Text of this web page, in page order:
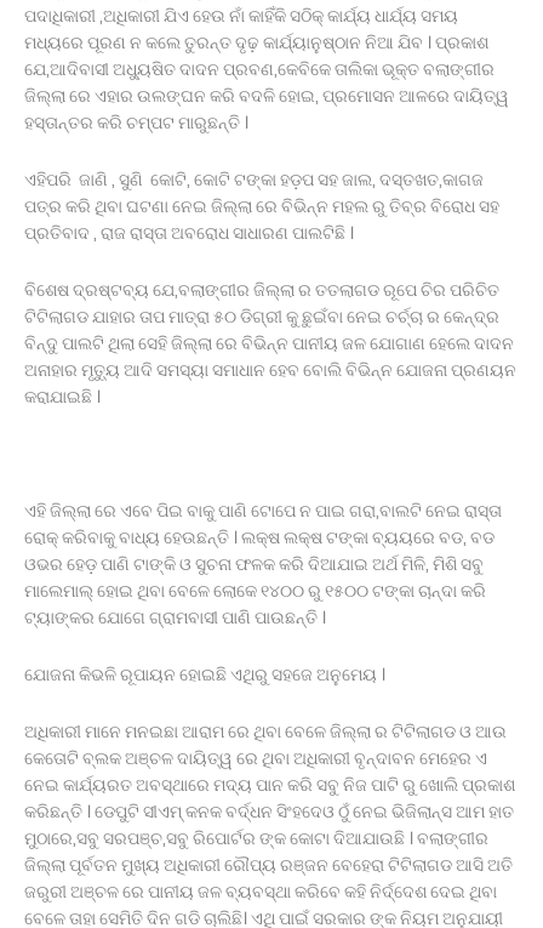
ପଦାଧିକାରୀ ,ଅଧିକାରୀ ଯିଏ ହେଉ ନାଁ କାହିଁକି ସଠିକ୍ କାର୍ଯ୍ୟ ଧାର୍ଯ୍ୟ ସମୟ
ମଧ୍ୟରେ ପୂରଣ ନ କଲେ ତୁରନ୍ତ ଦୃଢ଼ କାର୍ଯ୍ୟାନୁଷ୍ଠାନ ନିଆ ଯିବ । ପ୍ରକାଶ
ଯେ,ଆଦିବାସୀ ଅଧ୍ୟୁଷିତ ଦାଦନ ପ୍ରବଣ,କେବିକେ ତାଲିକା ଭୂକ୍ତ ବଲାଙ୍ଗୀର
ଜିଲ୍ଲା ରେ ଏହାର ଉଲଙ୍ଘନ କରି ବଦଳି ହୋଇ, ପ୍ରମୋସନ ଆଳରେ ଦାୟିତ୍ୱ
ହସ୍ତାନ୍ତର କରି ଚମ୍ପଟ ମାରୁଛନ୍ତି ।
ଏହିପରି ଜାଣି , ସୁଣି କୋଟି, କୋଟି ଟଙ୍କା ହଡ଼ପ ସହ ଜାଲ, ଦସ୍ତଖତ,କାଗଜ
ପତ୍ର କରି ଥିବା ଘଟଣା ନେଇ ଜିଲ୍ଲା ରେ ବିଭିନ୍ନ ମହଲ ରୁ ତିବ୍ର ବିରୋଧ ସହ
ପ୍ରତିବାଦ , ରାଜ ରାସ୍ତା ଅବରୋଧ ସାଧାରଣ ପାଲଟିଛି ।
ବିଶେଷ ଦ୍ରଷ୍ଟବ୍ୟ ଯେ,ବଲାଙ୍ଗୀର ଜିଲ୍ଲା ର ତତଲାଗଡ ରୂପେ ଚିର ପରିଚିତ
ଟିଟିଲାଗଡ ଯାହାର ତାପ ମାତ୍ରା ୫୦ ଡିଗ୍ରୀ କୁ ଛୁଇଁବା ନେଇ ଚର୍ଚ୍ଚା ର କେନ୍ଦ୍ର
ବିନ୍ଦୁ ପାଲଟି ଥିଲା ସେହି ଜିଲ୍ଲା ରେ ବିଭିନ୍ନ ପାନୀୟ ଜଳ ଯୋଗାଣ ହେଲେ ଦାଦନ
ଅନାହାର ମୃତ୍ୟୁ ଆଦି ସମସ୍ୟା ସମାଧାନ ହେବ ବୋଲି ବିଭିନ୍ନ ଯୋଜନା ପ୍ରଣୟନ
କରାଯାଇଛି ।
ଏହି ଜିଲ୍ଲା ରେ ଏବେ ପିଇ ବାକୁ ପାଣି ଟୋପେ ନ ପାଇ ଗରା,ବାଲଟି ନେଇ ରାସ୍ତା
ରୋକ୍ କରିବାକୁ ବାଧ୍ୟ ହେଉଛନ୍ତି । ଲକ୍ଷ ଲକ୍ଷ ଟଙ୍କା ବ୍ୟୟରେ ବଡ, ବଡ
ଓଭର ହେଡ଼ ପାଣି ଟାଙ୍କି ଓ ସୁଚନା ଫଳକ କରି ଦିଆଯାଇ ଅର୍ଥ ମିଳି, ମିଶି ସବୁ
ମାଲେମାଲ୍ ହୋଇ ଥିବା ବେଳେ ଲୋକେ ୧୪୦୦ ରୁ ୧୫୦୦ ଟଙ୍କା ଚାନ୍ଦା କରି
ଟ୍ୟାଙ୍କର ଯୋଗେ ଗ୍ରାମବାସୀ ପାଣି ପାଉଛନ୍ତି ।
ଯୋଜନା କିଭଳି ରୂପାୟନ ହୋଇଛି ଏଥିରୁ ସହଜେ ଅନୁମେୟ ।
ଅଧିକାରୀ ମାନେ ମନଇଛା ଆରାମ ରେ ଥିବା ବେଳେ ଜିଲ୍ଲା ର ଟିଟିଲାଗଡ ଓ ଆଉ
କେତୋଟି ବ୍ଲକ ଅଞ୍ଚଳ ଦାୟିତ୍ୱ ରେ ଥିବା ଅଧିକାରୀ ବୃନ୍ଦାବନ ମେହେର ଏ
ନେଇ କାର୍ଯ୍ୟରତ ଅବସ୍ଥାରେ ମଦ୍ୟ ପାନ କରି ସବୁ ନିଜ ପାଟି ରୁ ଖୋଲି ପ୍ରକାଶ
କରିଛନ୍ତି । ଡେପୁଟି ସୀଏମ୍ କନକ ବର୍ଦ୍ଧନ ସିଂହଦେଓ ଠୁଁ ନେଇ ଭିଜିଲାନ୍ସ ଆମ ହାତ
ମୁଠାରେ,ସବୁ ସରପଞ୍ଚ,ସବୁ ରିପୋର୍ଟର ଙ୍କ କୋଟା ଦିଆଯାଉଛି । ବଲାଙ୍ଗୀର
ଜିଲ୍ଲା ପୂର୍ବତନ ମୁଖ୍ୟ ଅଧିକାରୀ ରୌପ୍ୟ ରଞ୍ଜନ ବେହେରା ଟିଟିଲାଗଡ ଆସି ଅତି
ଜରୁରୀ ଅଞ୍ଚଳ ରେ ପାନୀୟ ଜଳ ବ୍ୟବସ୍ଥା କରିବେ କହି ନିର୍ଦ୍ଦେଶ ଦେଇ ଥିବା
ବେଳେ ତାହା ସେମିତି ଦିନ ଗଡି ଚାଲିଛି। ଏଥି ପାଇଁ ସରକାର ଙ୍କ ନିୟମ ଅନୁଯାୟୀ